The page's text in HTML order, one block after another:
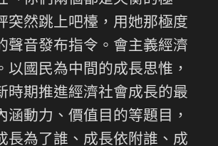
突然跳上吧檯，用她那極度
聲音發布指令。會主義經濟
以國民為中間的成長思惟，
時期推進經濟社會成長的最
涵動力、價值目的等題目，
長為了誰、成長依附誰、成